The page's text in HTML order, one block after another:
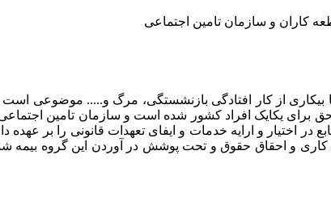
کاران و سازمان تامین اجتماعی
بیکاری از کار افتادگی بازنشستگی، مرگ و.....
اختیار و ارایه خدمات و ایفای تعهدات قانونی را بر عهده
و احقاق حقوق و تحت پوشش در آوردن این گروه بیمه